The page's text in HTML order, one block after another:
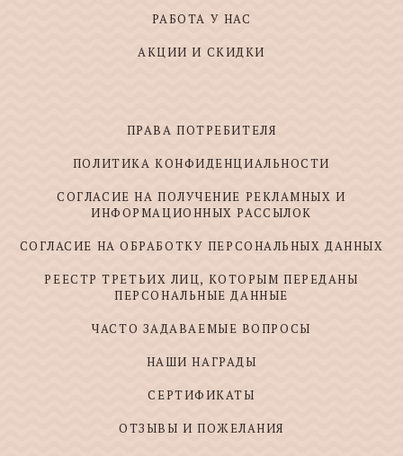
РАБОТА У НАС
АКЦИИ И СКИДКИ
ПРАВА ПОТРЕБИТЕЛЯ
ПОЛИТИКА КОНФИДЕНЦИАЛЬНОСТИ
СОГЛАСИЕ НА ПОЛУЧЕНИЕ РЕКЛАМНЫХ И
ИНФОРМАЦИОННЫХ РАССЫЛОК
СОГЛАСИЕ НА ОБРАБОТКУ ПЕРСОНАЛЬНЫХ ДАННЫХ
РЕЕСТР ТРЕТЬИХ ЛИЦ, КОТОРЫМ ПЕРЕДАНЫ
ПЕРСОНАЛЬНЫЕ ДАННЫЕ
ЧАСТО ЗАДАВАЕМЫЕ ВОПРОСЫ
НАШИ НАГРАДЫ
СЕРТИФИКАТЫ
ОТЗЫВЫ И ПОЖЕЛАНИЯ